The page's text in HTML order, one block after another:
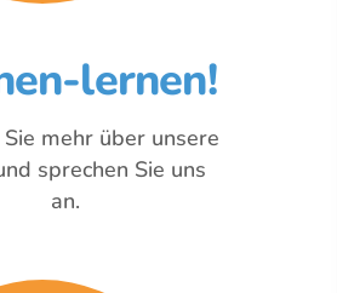
lernen!
mehr über unsere
sprechen Sie uns
an.